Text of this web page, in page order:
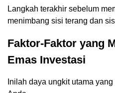
Langkah terakhir sebelum
menimbang sisi terang dan
Faktor-Faktor yang
Emas Investasi
Inilah daya ungkit utama